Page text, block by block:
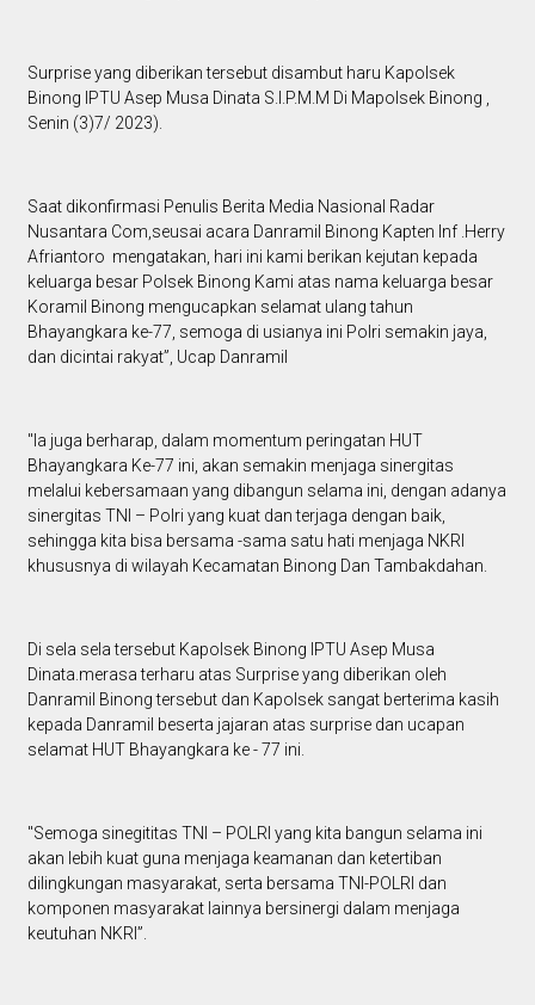
Surprise yang diberikan tersebut disambut haru Kapolsek
Binong lPTU Asep Musa Dinata S.I.P.M.M Di Mapolsek Binong ,
Senin (3)7/ 2023).
Saat dikonfirmasi Penulis Berita Media Nasional Radar
Nusantara Com,seusai acara Danramil Binong Kapten lnf .Herry
Afriantoro mengatakan, hari ini kami berikan kejutan kepada
keluarga besar Polsek Binong Kami atas nama keluarga besar
Koramil Binong mengucapkan selamat ulang tahun
Bhayangkara ke-77, semoga di usianya ini Polri semakin jaya,
dan dicintai rakyat”, Ucap Danramil
"Ia juga berharap, dalam momentum peringatan HUT
Bhayangkara Ke-77 ini, akan semakin menjaga sinergitas
melalui kebersamaan yang dibangun selama ini, dengan adanya
sinergitas TNI – Polri yang kuat dan terjaga dengan baik,
sehingga kita bisa bersama -sama satu hati menjaga NKRI
khususnya di wilayah Kecamatan Binong Dan Tambakdahan.
Di sela sela tersebut Kapolsek Binong IPTU Asep Musa
Dinata.merasa terharu atas Surprise yang diberikan oleh
Danramil Binong tersebut dan Kapolsek sangat berterima kasih
kepada Danramil beserta jajaran atas surprise dan ucapan
selamat HUT Bhayangkara ke - 77 ini.
"Semoga sinegititas TNI – POLRI yang kita bangun selama ini
akan lebih kuat guna menjaga keamanan dan ketertiban
dilingkungan masyarakat, serta bersama TNI-POLRI dan
komponen masyarakat lainnya bersinergi dalam menjaga
keutuhan NKRI”.